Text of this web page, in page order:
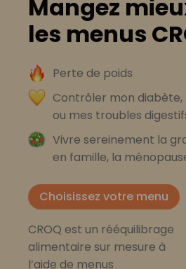
Mangez
les menus
Perte de poids
Contrôler mon
ou mes troubles
Vivre sereinement la
en famille, la
Choisissez votre menu
CROQ est un rééquilibrage
alimentaire sur mesure à
l’aide de menus